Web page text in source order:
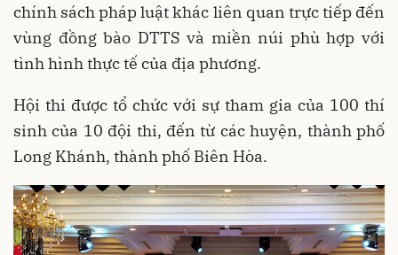
chính sách pháp luật khác liên quan trực tiếp đến
vùng đồng bào DTTS và miền núi phù hợp với
tình hình thực tế của địa phương.
Hội thi được tổ chức với sự tham gia của 100 thí
sinh của 10 đội thi, đến từ các huyện, thành phố
Long Khánh, thành phố Biên Hòa.